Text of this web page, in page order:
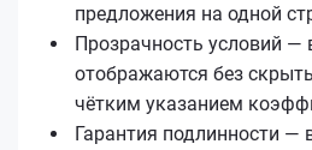
предложения на одной
Прозрачность условий —
отображаются без
чётким указанием
Гарантия подлинности —